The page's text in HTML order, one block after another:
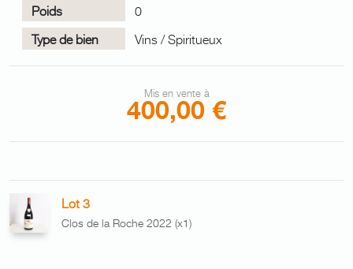
Poids
0
Type de bien
Vins / Spiritueux
Mis en vente à
400,00 €
Lot 3
Clos de la Roche 2022 (x1)